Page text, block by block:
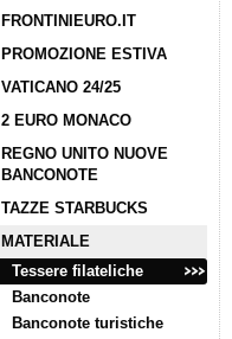
FRONTINIEURO.IT
PROMOZIONE ESTIVA
VATICANO 24/25
2 EURO MONACO
REGNO UNITO NUOVE
BANCONOTE
TAZZE STARBUCKS
MATERIALE
Tessere filateliche
Banconote
Banconote turistiche